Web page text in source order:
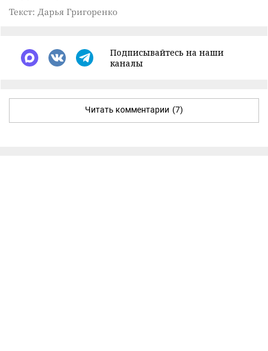
Текст: Дарья Григоренко
Подписывайтесь на наши
каналы
Читать комментарии (7)